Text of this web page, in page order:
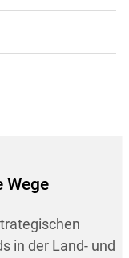
Wege
in der Land- und